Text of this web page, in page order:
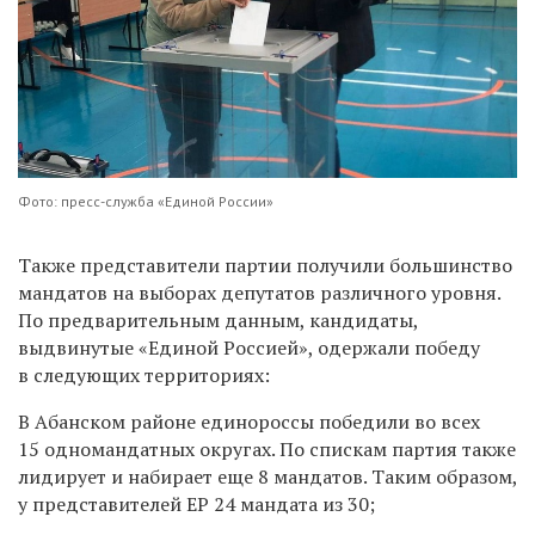
Фото: пресс-служба «Единой России»
Также представители партии получили большинство
мандатов на выборах депутатов различного уровня.
По предварительным данным, кандидаты,
выдвинутые «Единой Россией», одержали победу
в следующих территориях:
В Абанском районе единороссы победили во всех
15 одномандатных округах. По спискам партия также
лидирует и набирает еще 8 мандатов. Таким образом,
у представителей ЕР 24 мандата из 30;